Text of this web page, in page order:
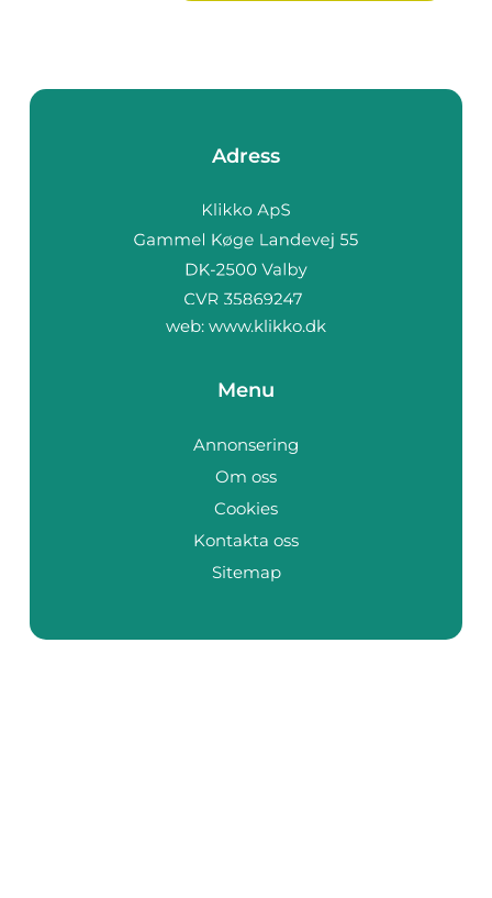
Adress
web: www.klikko.dk
Menu
Annonsering
Om oss
Cookies
Kontakta oss
Sitemap